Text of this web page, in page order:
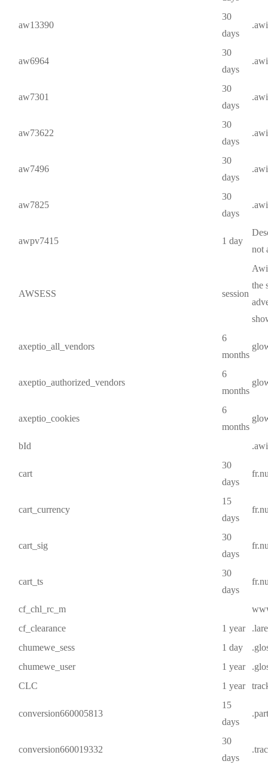
aw13390
30
days
aw6964
30
days
aw7301
30
days
aw73622
30
days
aw7496
30
days
aw7825
30
days
awpv7415 1 day
not
AWSESS session
the
axeptio_all_vendors
6
months
axeptio_authorized_vendors
6
months
axeptio_cookies
6
months
bId
cart
30
days
cart_currency
15
days
cart_sig
30
days
cart_ts
30
days
cf_chl_rc_m
cf_clearance
1 year
chumewe_sess
1 day
chumewe_user
1 year
CLC
1 year
conversion660005813
15
days
conversion660019332
30
days